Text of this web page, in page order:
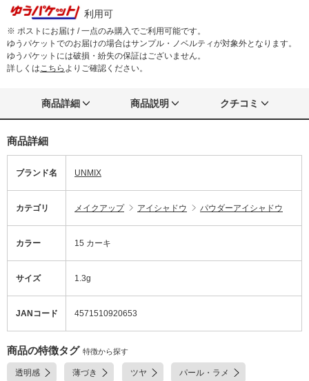
利用可
※ ポストにお届け / 一点のみ購入でご利用可能です。
ゆうパケットでのお届けの場合はサンプル・ノベルティが対象外となります。
ゆうパケットには破損・紛失の保証はございません。
詳しくはこちら よりご確認ください。
商品詳細 商品説明 クチコミ
商品詳細
ブランド名 UNMIX
カテゴリ メイクアップ アイシャドウ パウダーアイシャドウ
カラー 15 カーキ
サイズ 1.3g
JANコード 4571510920653
商品の特徴タグ 特徴から探す
透明感 薄づき ツヤ パール・ラメ